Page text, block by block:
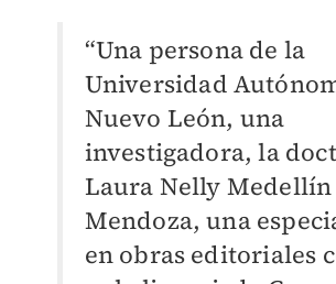
“Una persona de la
Universidad
Nuevo León, una
investigadora, la
Laura Nelly Medellín
Mendoza, una
en obras editoriales